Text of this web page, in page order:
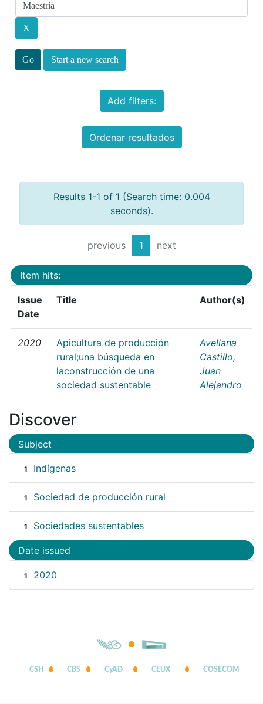
Start a new search
Add filters:
Ordenar resultados
Results 1-1 of 1 (Search time: 0.004
seconds).
previous 1 next
Item hits:
Issue
Date
Title Author(s)
2020
Apicultura de producción
rural;una búsqueda en
laconstrucción de una
sociedad sustentable
Avellana
Castillo,
Juan
Alejandro
Discover
Subject
1 Indígenas
1 Sociedad de producción rural
1 Sociedades sustentables
Date issued
1 2020
CSH CBS CyAD CEUX COSECOM